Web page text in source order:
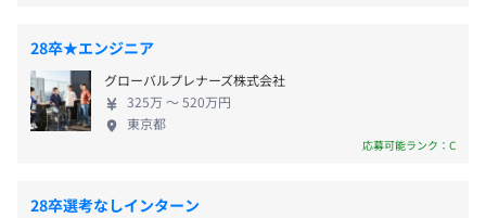
後輩育成のため先輩社員がチーム単位、グループ単位、拠
点単位で自主的に開催。
●輪読会
技術力向上を目的に、題材となる書籍を決め、チームでデ
・家族手当
・資格手当
・家賃補助制度
・支度金制度
なし
前年度の有給休暇の平均取得日数
ザーとの直接取引の割合が高いため、上流工程から
一貫して携わることができます。 顧客に直接提案で
きる環境に身を置くことで、顧客が抱えている課題
や戦略を把握し、伴走できる点も当社の強みの1つで
す。 顧客から直接「ありがとう」という感謝の言葉
28卒★エンジニア
グローバルプレナーズ株式会社
325万 〜 520万円
東京都
応募可能ランク：C
28卒選考なしインターン